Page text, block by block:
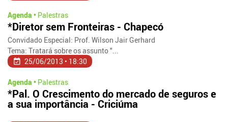
Agenda • Palestras
*Diretor sem Fronteiras - Chapecó
Convidado Especial: Prof. Wilson Jair Gerhard
Tema: Tratará sobre os assunto "...
25/06/2013 • 18:30
Agenda • Palestras
*Pal. O Crescimento do mercado de seguros e
a sua importância - Criciúma